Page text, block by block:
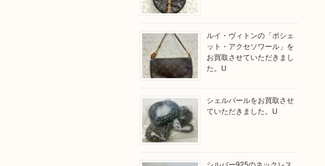
ルイ・ヴィトンの「ポシェ
ット・アクセソワール」を
お買取させていただきまし
た。U
シェルパールをお買取させ
ていただきました。U